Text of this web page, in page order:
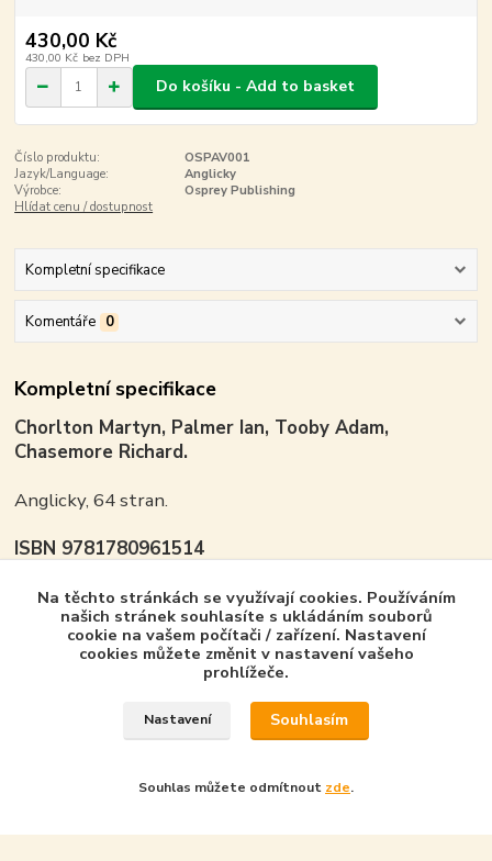
430,00 Kč
430,00 Kč bez DPH
Do košíku - Add to basket
Číslo produktu:
OSPAV001
Jazyk/Language:
Anglicky
Výrobce:
Osprey Publishing
Hlídat cenu / dostupnost
Kompletní specifikace
Komentáře 0
Kompletní specifikace
Chorlton Martyn, Palmer Ian, Tooby Adam,
Chasemore Richard.
Anglicky, 64 stran.
ISBN 9781780961514
Zboží zařazeno v kategoriích - Product in
Osprey Publishing - GB
Air Vanguard
Na těchto stránkách se využívají cookies. Používáním
našich stránek souhlasíte s ukládáním souborů
cookie na vašem počítači / zařízení. Nastavení
cookies můžete změnit v nastavení vašeho
prohlížeče.
Nastavení Souhlasím
Souhlas můžete odmítnout zde.